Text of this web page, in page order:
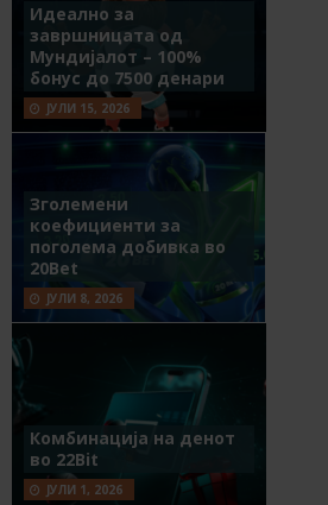
Идеално за
завршницата од
Мундијалот – 100%
бонус до 7500 денари
ЈУЛИ 15, 2026
Зголемени
коефициенти за
поголема добивка во
20Bet
ЈУЛИ 8, 2026
Комбинација на денот
во 22Bit
ЈУЛИ 1, 2026